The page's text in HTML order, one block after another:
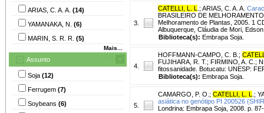
ARIAS, C. A. A. (14)
YAMANAKA, N. (6)
MARIN, S. R. R. (5)
Mais...
Assunto
Soja (12)
Ferrugem (7)
Soybeans (6)
3.
CATELLI, L. L ; ARIAS, C. A. A.
BRASILEIRO DE
Melhoramento de Plantas, 2005. 1
Albuquerque, Cláudia de Mori,
Biblioteca(s): Embrapa Soja.
4.
HOFFMANN-CAMPO, C. B. ;
FUJIHARA, R. T.; FIRMINO, A. C.;
fitossanidade. Botucatu: UNESP:
Biblioteca(s): Embrapa Soja.
5.
CAMARGO, P. O. ; CATELLI, L. L ;
asiática no genótipo PI 200526
Londrina: Embrapa Soja, 2008. p.